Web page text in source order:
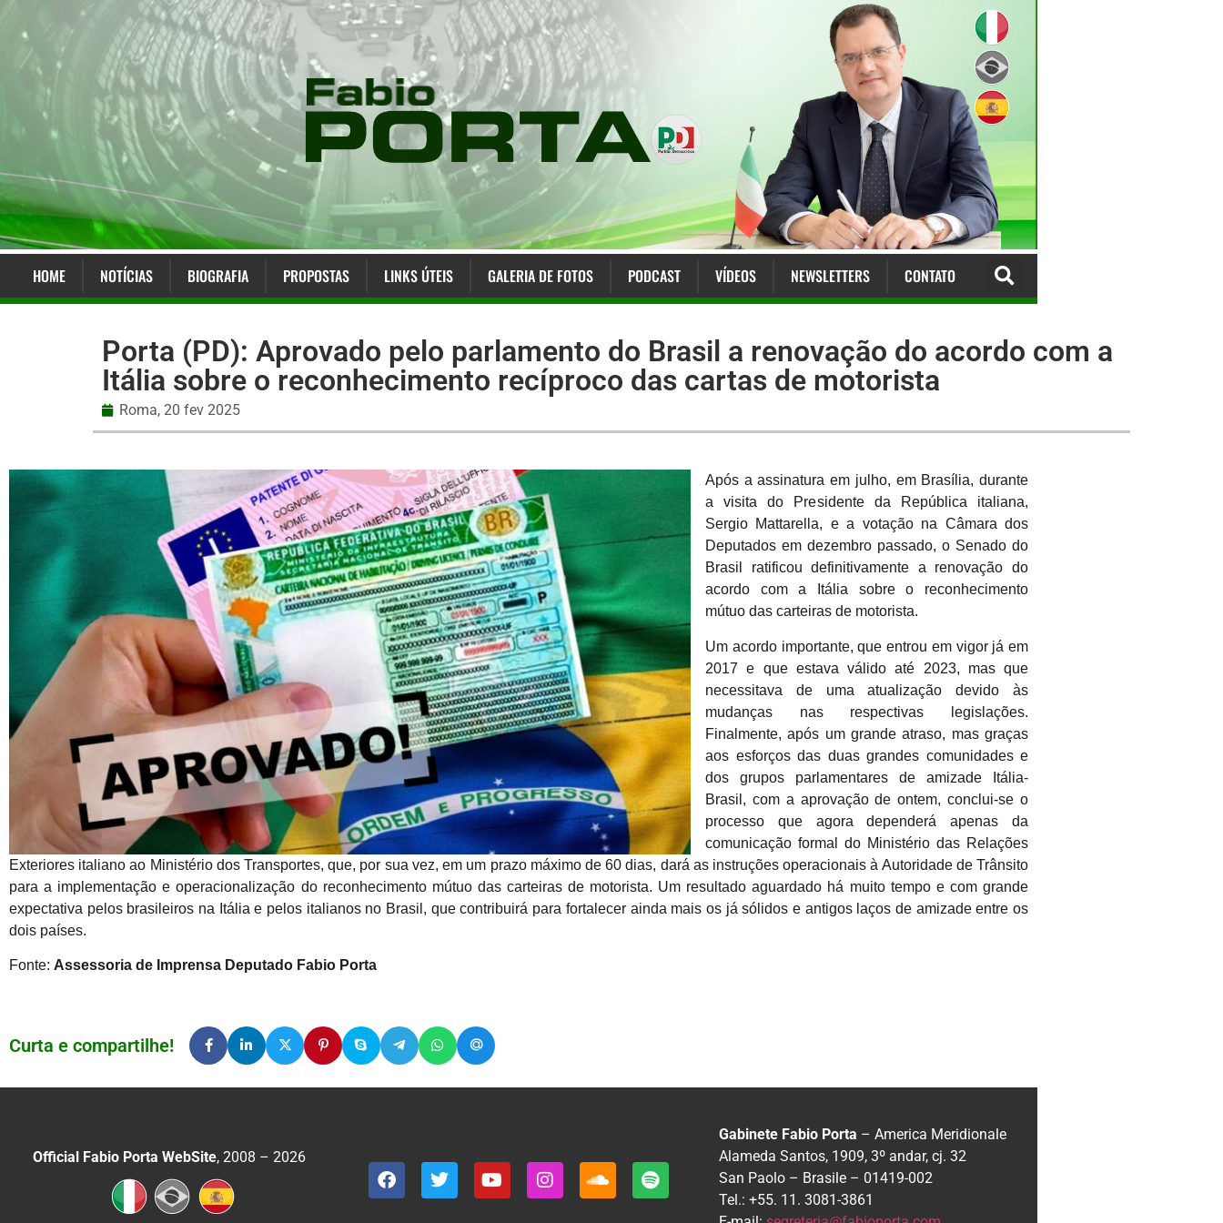
HOME NOTÍCIAS BIOGRAFIA PROPOSTAS LINKS ÚTEIS GALERIA DE FOTOS PODCAST VÍDEOS NEWSLETTERS CONTATO
Porta (PD): Aprovado pelo parlamento do Brasil a renovação do acordo com a
Itália sobre o reconhecimento recíproco das cartas de motorista
Roma, 20 fev 2025
Após a assinatura em julho, em Brasília, durante
a visita do Presidente da República italiana,
Sergio Mattarella, e a votação na Câmara dos
Deputados em dezembro passado, o Senado do
Brasil ratificou definitivamente a renovação do
acordo com a Itália sobre o reconhecimento
mútuo das carteiras de motorista.
Um acordo importante, que entrou em vigor já em
2017 e que estava válido até 2023, mas que
necessitava de uma atualização devido às
mudanças nas respectivas legislações.
Finalmente, após um grande atraso, mas graças
aos esforços das duas grandes comunidades e
dos grupos parlamentares de amizade Itália-
Brasil, com a aprovação de ontem, conclui-se o
processo que agora dependerá apenas da
comunicação formal do Ministério das Relações
Exteriores italiano ao Ministério dos Transportes, que, por sua vez, em um prazo máximo de 60 dias, dará as instruções operacionais à Autoridade de Trânsito
para a implementação e operacionalização do reconhecimento mútuo das carteiras de motorista. Um resultado aguardado há muito tempo e com grande
expectativa pelos brasileiros na Itália e pelos italianos no Brasil, que contribuirá para fortalecer ainda mais os já sólidos e antigos laços de amizade entre os
dois países.
Fonte: Assessoria de Imprensa Deputado Fabio Porta
Curta e compartilhe!
Official Fabio Porta WebSite, 2008 – 2026
Gabinete Fabio Porta – America Meridionale
Alameda Santos, 1909, 3º andar, cj. 32
San Paolo – Brasile – 01419-002
Tel.: +55. 11. 3081-3861